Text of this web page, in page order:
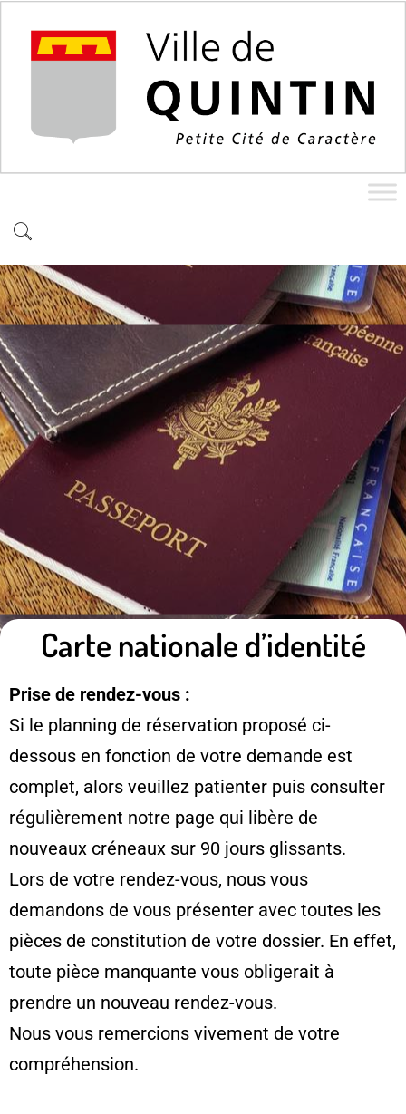
Carte nationale d’identité
Prise de rendez-vous :
Si le planning de réservation proposé ci-
dessous en fonction de votre demande est
complet, alors veuillez patienter puis consulter
régulièrement notre page qui libère de
nouveaux créneaux sur 90 jours glissants.
Lors de votre rendez-vous, nous vous
demandons de vous présenter avec toutes les
pièces de constitution de votre dossier. En effet,
toute pièce manquante vous obligerait à
prendre un nouveau rendez-vous.
Nous vous remercions vivement de votre
compréhension.